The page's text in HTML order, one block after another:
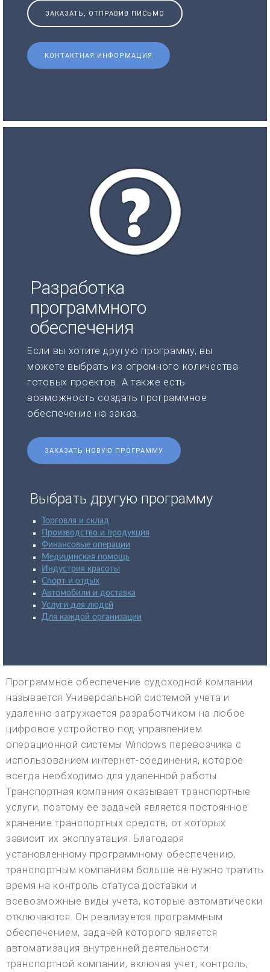
ЗАКАЗАТЬ, ОТПРАВИВ ПИСЬМО
КОНТАКТНАЯ ИНФОРМАЦИЯ
Разработка
программного
обеспечения
Если вы хотите другую программу, вы
можете выбрать из огромного количества
готовых проектов. А также есть
возможность создать программное
обеспечение на заказ.
ЗАКАЗАТЬ НОВУЮ ПРОГРАММУ
Выбрать другую программу
Торговля и склад
Производство и продукция
Финансовые операции
Медицинская помощь
Индустрия красоты
Спорт и отдых
Автомобили и доставка
Услуги для людей
Для каждой организации
Программное обеспечение судоходной компании
называется Универсальной системой учета и
удаленно загружается разработчиком на любое
цифровое устройство под управлением
операционной системы Windows перевозчика с
использованием интернет-соединения, которое
всегда необходимо для удаленной работы.
Транспортная компания оказывает транспортные
услуги, поэтому ее задачей является постоянное
хранение транспортных средств, от которых
зависит их эксплуатация. Благодаря
установленному программному обеспечению,
транспортным компаниям больше не нужно тратить
время на контроль статуса доставки и
всевозможные виды учета, которые автоматически
отключаются. Он реализуется программным
обеспечением, задачей которого является
автоматизация внутренней деятельности
транспортной компании, включая учет, контроль,